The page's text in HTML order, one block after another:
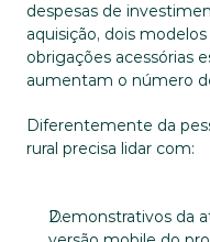
despesas de
aquisição, dois
obrigações acessórias
aumentam o número
Diferentemente da
rural precisa lidar com:
Demonstrativos da